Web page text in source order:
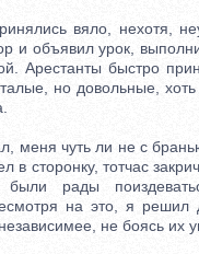
вяло, нехотя,
и объявил урок,
Арестанты быстро
но довольные, хоть
чуть ли не с
в сторонку, тотчас
были рады
на это, я решил
не боясь их